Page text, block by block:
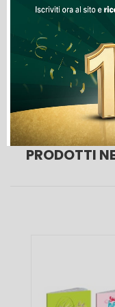
Lista Dei
Ultimi articoli in
PRODOTTI